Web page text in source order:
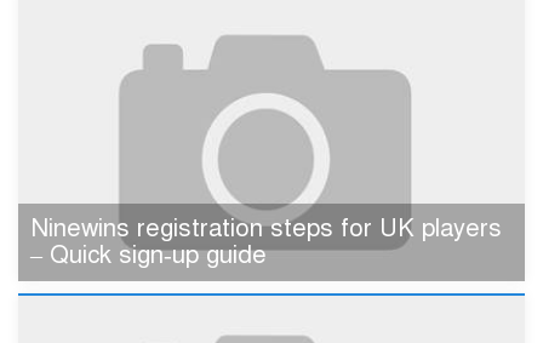
Ninewins registration steps for UK players
– Quick sign‑up guide